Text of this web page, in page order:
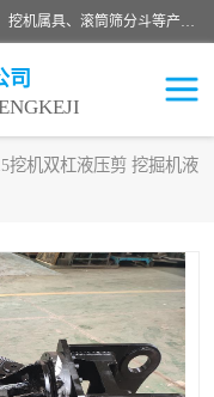
济宁智造工程科技有限公司是一家经营智造大观、挖机属具、滚筒筛分斗等产品的滑移装载机厂家。济宁智造工程科技有限公司奉行以质量赢得用户，诚信为本，互利共赢的宗旨，依靠雄厚的技术力量，科学的管理制度，先进的加工检测设备，始终坚持以客户为中心，免费咨询！
司
挖机双杠液压剪 挖掘机液
破碎机
钳
修复